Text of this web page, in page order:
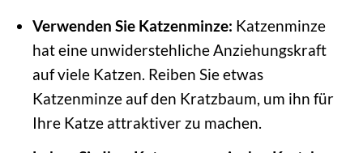
Verwenden Sie Katzenminze: Katzenminze
hat eine unwiderstehliche Anziehungskraft
auf viele Katzen. Reiben Sie etwas
Katzenminze auf den Kratzbaum, um ihn für
Ihre Katze attraktiver zu machen.